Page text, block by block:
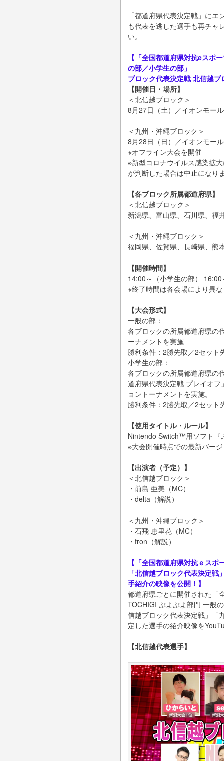
「都道府県代表決定戦」に
も代表を逃した選手も再チャ
い。
【「全国都道府県対抗eスポ
の部／小学生の部」
ブロック代表決定戦 北信越
【開催日・場所】
＜北信越ブロック＞
8月27日（土）／イオンモー
＜九州・沖縄ブロック＞
8月28日（日）／イオンモー
※オフライン大会を開催
※新型コロナウイルス感染拡
が判断した場合は中止になり
【各ブロック所属都道府県】
＜北信越ブロック＞
新潟県、富山県、石川県、福
＜九州・沖縄ブロック＞
福岡県、佐賀県、長崎県、熊
【開催時間】
14:00～（小学生の部）
※終了時間は各会場により異
【大会形式】
一般の部：
各ブロックの所属都道府県の
ーナメントを実施
勝利条件：2勝先取／2セット
小学生の部：
各ブロックの所属都道府県の
道府県代表決定戦 プレイオ
ョントーナメントを実施。
勝利条件：2勝先取／2セット
【使用タイトル・ルール】
Nintendo Switch™用ソフト『
※大会開催時点での最新バー
【出演者（予定）】
＜北信越ブロック＞
・前島 亜美（MC）
・delta（解説）
＜九州・沖縄ブロック＞
・石飛 恵里花（MC）
・fron（解説）
【「全国都道府県対抗ｅス
「北信越ブロック代表決定
手紹介の映像を公開！】
都道府県ごとに開催された「
TOCHIGI ぷよぷよ部門 一般
信越ブロック代表決定戦」「
定した選手の紹介映像を
【北信越代表選手】